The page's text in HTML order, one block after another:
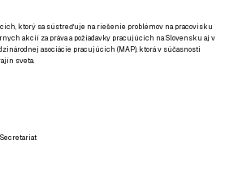
ktorý sa sústreďuje na riešenie problémov na pracovisku
akcií za práva a požiadavky pracujúcich na Slovensku aj v
asociácie pracujúcich (MAP), ktorá v súčasnosti
sveta.